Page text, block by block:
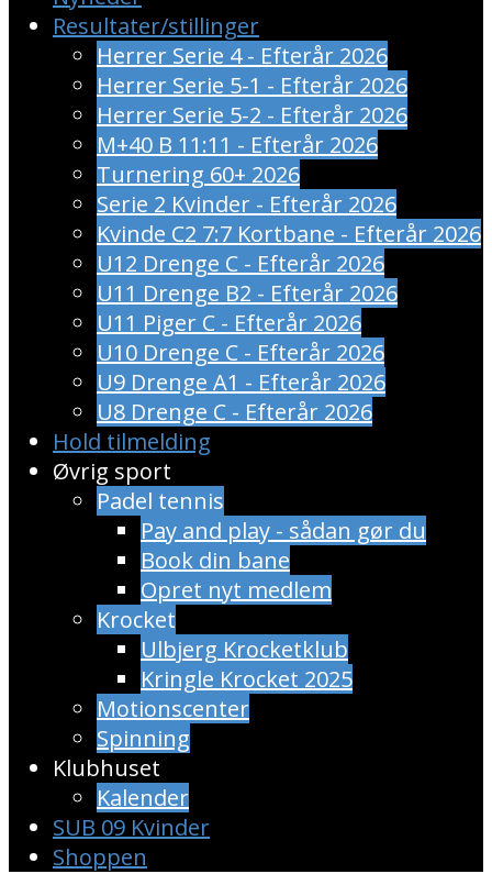
Resultater/stillinger
Herrer Serie 4 - Efterår 2026
Herrer Serie 5-1 - Efterår 2026
Herrer Serie 5-2 - Efterår 2026
M+40 B 11:11 - Efterår 2026
Turnering 60+ 2026
Serie 2 Kvinder - Efterår 2026
Kvinde C2 7:7 Kortbane - Efterår 2026
U12 Drenge C - Efterår 2026
U11 Drenge B2 - Efterår 2026
U11 Piger C - Efterår 2026
U10 Drenge C - Efterår 2026
U9 Drenge A1 - Efterår 2026
U8 Drenge C - Efterår 2026
Hold tilmelding
Øvrig sport
Padel tennis
Pay and play - sådan gør du
Book din bane
Opret nyt medlem
Krocket
Ulbjerg Krocketklub
Kringle Krocket 2025
Motionscenter
Spinning
Klubhuset
Kalender
SUB 09 Kvinder
Shoppen